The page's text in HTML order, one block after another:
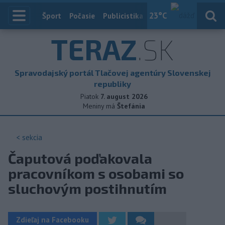
23°C
Index
Šport Počasie Publicistika Slovensko
TERAZ.SK
Spravodajský portál Tlačovej agentúry Slovenskej
republiky
Piatok 7. august 2026
Meniny má Štefánia
< sekcia
Čaputová poďakovala
pracovníkom s osobami so
sluchovým postihnutím
Zdieľaj na Facebooku